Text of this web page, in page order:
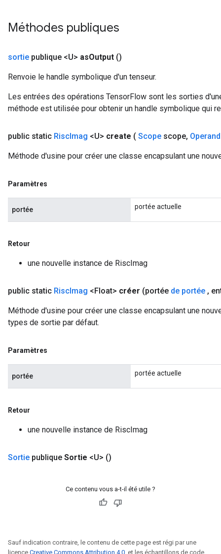
Méthodes publiques
sortie publique <U> asOutput ()
Renvoie le handle symbolique d'un tenseur.
Les entrées des opérations TensorFlow sont les sorties
méthode est utilisée pour obtenir un handle symbolique qui
public static RiscImag <U> create ( Scope scope, Operand
Méthode d'usine pour créer une classe encapsulant une
Paramètres
portée portée actuelle
Retour
une nouvelle instance de RiscImag
public static RiscImag <Float> créer (portée de portée ,
Méthode d'usine pour créer une classe encapsulant une
types de sortie par défaut.
Paramètres
portée portée actuelle
Retour
une nouvelle instance de RiscImag
Sortie publique Sortie <U> ()
Ce contenu vous a-t-il été utile ?
Sauf indication contraire, le contenu de cette page est régi par une
licence Creative Commons Attribution 4.0 , et les échantillons de code